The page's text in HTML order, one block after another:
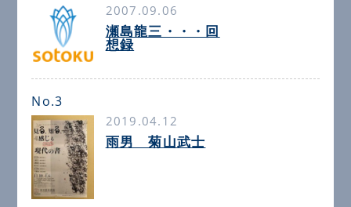
2007.09.06
瀬島龍三・・・回
想録
No.3
2019.04.12
雨男 菊山武士